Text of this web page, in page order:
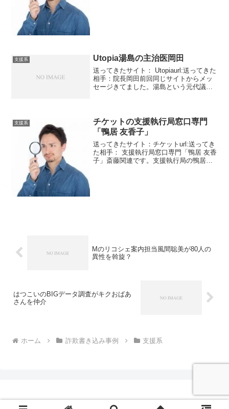
支援系 Utopia湯島の主治医岡田
送ってきたサイト： Utopiaurl:送ってきた
相手：院長岡田前回同じサイトからメッ
セージきてました。湯島という元代議士
せんで...
支援系
チケットの支援執行局窓口専門
「鴨居 友香子」
送ってきたサイト：チケットurl:送ってき
た相手： 支援執行局窓口専門「鴨居 友香
子」斎藤関連です。支援執行局の鴨居と
Mのリコシェ案内担当風間聡美が80人の
異性を斡旋？
はつこいのBIGデータ調査がキクおばあ
さんを仲介
ホーム 詐欺書き込み事例 支援系